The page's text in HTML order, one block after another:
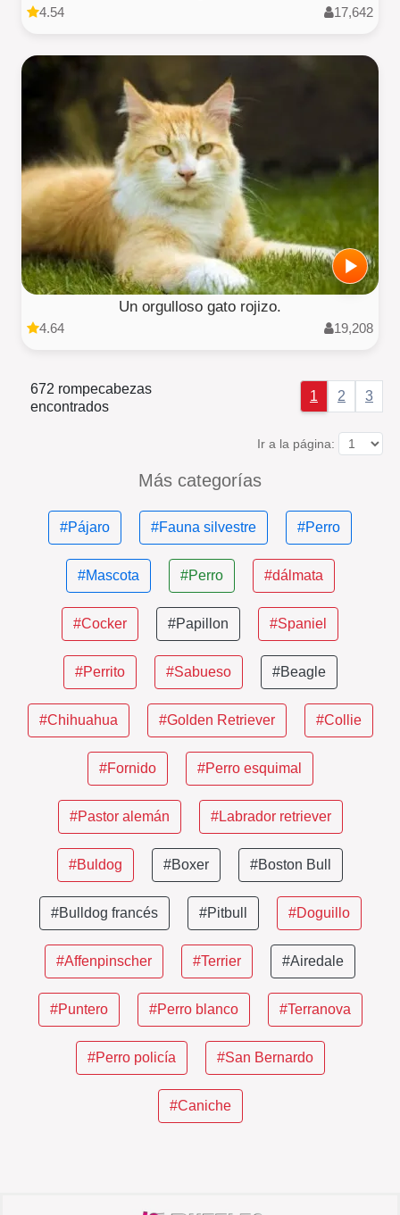
4.54 17,642
Un orgulloso gato rojizo.
4.64 19,208
672 rompecabezas
encontrados
1 2 3
Ir a la página:
Más categorías
#Pájaro #Fauna silvestre #Perro
#Mascota #Perro #dálmata
#Cocker #Papillon #Spaniel
#Perrito #Sabueso #Beagle
#Chihuahua #Golden Retriever #Collie
#Fornido #Perro esquimal
#Pastor alemán #Labrador retriever
#Buldog #Boxer #Boston Bull
#Bulldog francés #Pitbull #Doguillo
#Affenpinscher #Terrier #Airedale
#Puntero #Perro blanco #Terranova
#Perro policía #San Bernardo
#Caniche